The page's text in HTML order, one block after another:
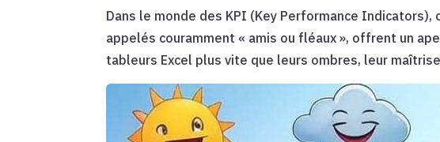
Dans le monde des KPI (Key Performance
appelés couramment « amis ou fléaux », offrent un
tableurs Excel plus vite que leurs ombres, leur